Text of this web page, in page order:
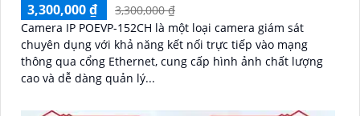
3,300,000 ₫
3,300,000 ₫
Camera IP POEVP-152CH là một loại camera giám sát
chuyên dụng với khả năng kết nối trực tiếp vào mạng
thông qua cổng Ethernet, cung cấp hình ảnh chất lượng
cao và dễ dàng quản lý...